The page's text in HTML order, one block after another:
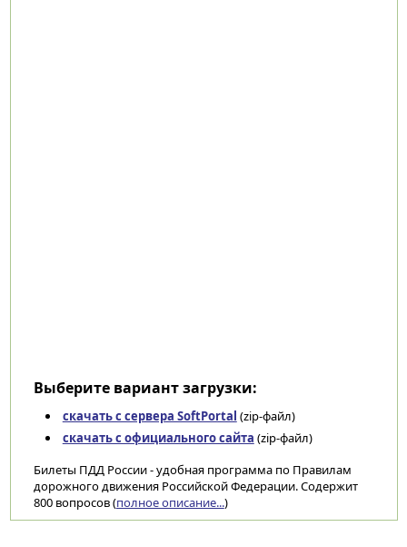
Выберите вариант загрузки:
скачать с сервера SoftPortal (zip-файл)
скачать с официального сайта (zip-файл)
Билеты ПДД России - удобная программа по Правилам
дорожного движения Российской Федерации. Содержит
800 вопросов (полное описание...)